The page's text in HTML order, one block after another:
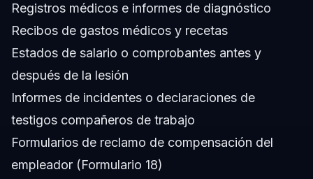
Registros médicos e informes de diagnóstico
Recibos de gastos médicos y recetas
Estados de salario o comprobantes antes y
después de la lesión
Informes de incidentes o declaraciones de
testigos compañeros de trabajo
Formularios de reclamo de compensación del
empleador (Formulario 18)